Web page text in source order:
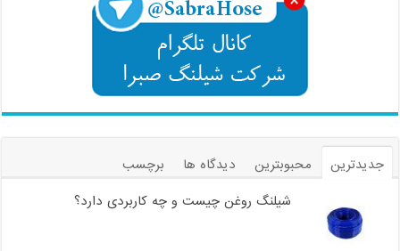
جدیدترین محبوبترین دیدگاه ها
برچسب
شیلنگ روغن چیست و چه کاربردی دارد؟